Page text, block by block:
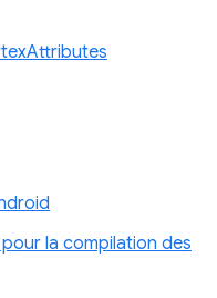
la compilation des